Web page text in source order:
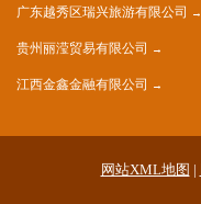
广东越秀区瑞兴旅游有限公司
贵州丽滢贸易有限公司
江西金鑫金融有限公司
网站XML地图 |